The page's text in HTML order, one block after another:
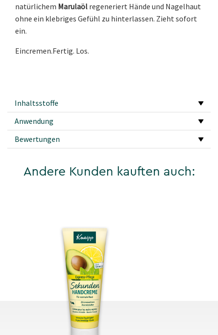
natürlichem Marulaöl regeneriert Hände und Nagelhaut
ohne ein klebriges Gefühl zu hinterlassen. Zieht sofort
ein.
Eincremen.Fertig. Los.
Inhaltsstoffe
Anwendung
Bewertungen
Andere Kunden kauften auch: